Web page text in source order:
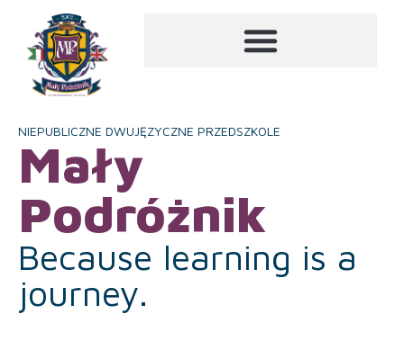
NIEPUBLICZNE DWUJĘZYCZNE PRZEDSZKOLE
Mały
Podróżnik
Because learning is a
journey.